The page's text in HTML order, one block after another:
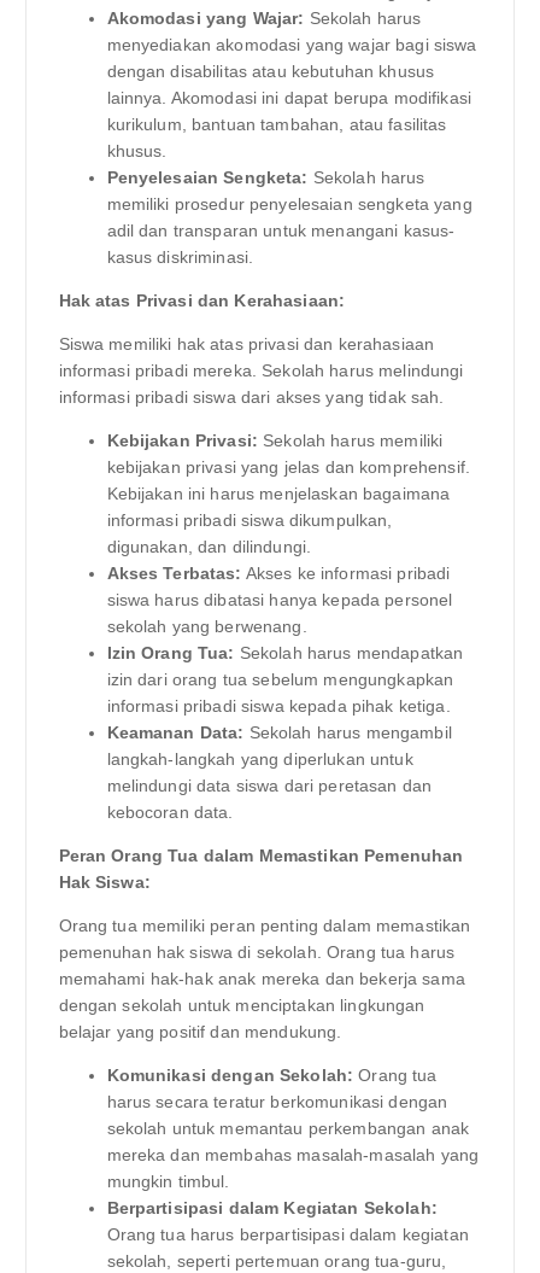
Akomodasi yang Wajar: Sekolah harus
menyediakan akomodasi yang wajar bagi siswa
dengan disabilitas atau kebutuhan khusus
lainnya. Akomodasi ini dapat berupa modifikasi
kurikulum, bantuan tambahan, atau fasilitas
khusus.
Penyelesaian Sengketa: Sekolah harus
memiliki prosedur penyelesaian sengketa yang
adil dan transparan untuk menangani kasus-
kasus diskriminasi.
Hak atas Privasi dan Kerahasiaan:
Siswa memiliki hak atas privasi dan kerahasiaan
informasi pribadi mereka. Sekolah harus melindungi
informasi pribadi siswa dari akses yang tidak sah.
Kebijakan Privasi: Sekolah harus memiliki
kebijakan privasi yang jelas dan komprehensif.
Kebijakan ini harus menjelaskan bagaimana
informasi pribadi siswa dikumpulkan,
digunakan, dan dilindungi.
Akses Terbatas: Akses ke informasi pribadi
siswa harus dibatasi hanya kepada personel
sekolah yang berwenang.
Izin Orang Tua: Sekolah harus mendapatkan
izin dari orang tua sebelum mengungkapkan
informasi pribadi siswa kepada pihak ketiga.
Keamanan Data: Sekolah harus mengambil
langkah-langkah yang diperlukan untuk
melindungi data siswa dari peretasan dan
kebocoran data.
Peran Orang Tua dalam Memastikan Pemenuhan
Hak Siswa:
Orang tua memiliki peran penting dalam memastikan
pemenuhan hak siswa di sekolah. Orang tua harus
memahami hak-hak anak mereka dan bekerja sama
dengan sekolah untuk menciptakan lingkungan
belajar yang positif dan mendukung.
Komunikasi dengan Sekolah: Orang tua
harus secara teratur berkomunikasi dengan
sekolah untuk memantau perkembangan anak
mereka dan membahas masalah-masalah yang
mungkin timbul.
Berpartisipasi dalam Kegiatan Sekolah:
Orang tua harus berpartisipasi dalam kegiatan
sekolah, seperti pertemuan orang tua-guru,